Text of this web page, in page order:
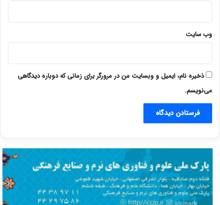
وب‌ سایت
ذخیره نام، ایمیل و وبسایت من در مرورگر برای زمانی که دوباره دیدگاهی
می‌نویسم.